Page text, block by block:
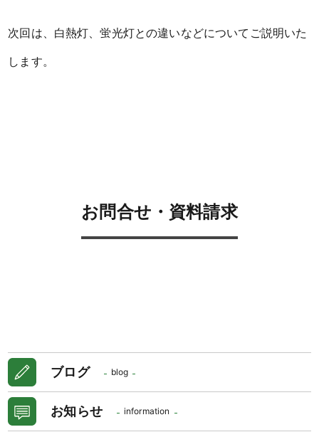
次回は、白熱灯、蛍光灯との違いなどについてご説明いた
します。
お問合せ・資料請求
ブログ blog
お知らせ information